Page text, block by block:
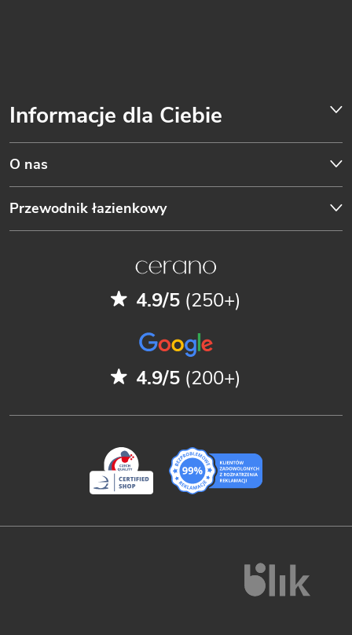
Informacje dla Ciebie
O nas
Przewodnik łazienkowy
4.9/5 (250+)
4.9/5 (200+)